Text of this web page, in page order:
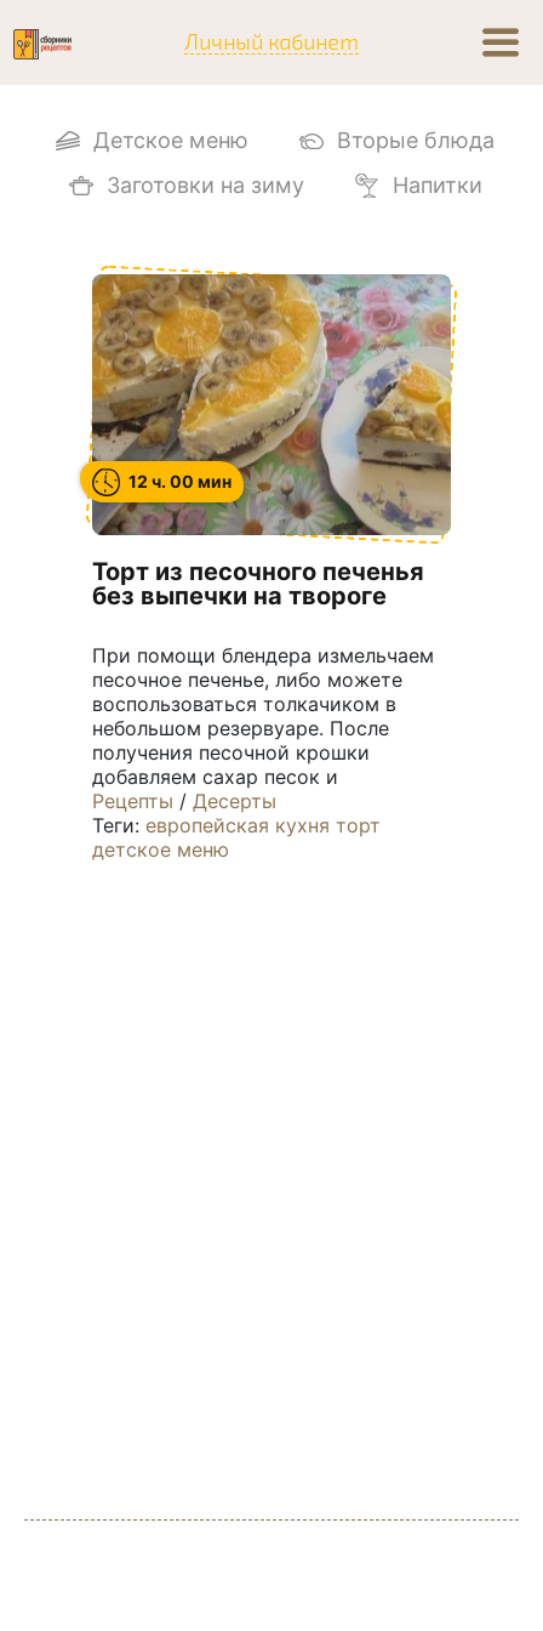
Личный кабинет
Детское меню
Вторые блюда
Заготовки на зиму
Напитки
12 ч. 00 мин
Торт из песочного печенья
без выпечки на твороге
При помощи блендера измельчаем
песочное печенье, либо можете
воспользоваться толкачиком в
небольшом резервуаре. После
получения песочной крошки
добавляем сахар песок и
Рецепты / Десерты
Теги: европейская кухня торт
детское меню